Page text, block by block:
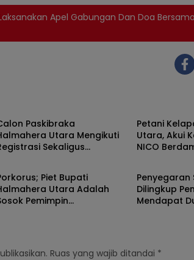
Apel Gabungan Dan Doa
Paskibraka
Utara Mengikuti
Sekaligus
Petani
Utara, Akui
NICO
Maluku Utara
Piet Bupati
Utara Adalah
Pemimpin
Maluku Utara
Penyegaran
Dilingkup
Mendapat
Ruas yang wajib ditandai *